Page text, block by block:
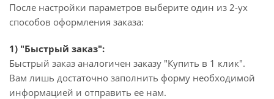
После настройки параметров выберите один из 2-ух
способов оформления заказа:
1) "Быстрый заказ":
Быстрый заказ аналогичен заказу "Купить в 1 клик".
Вам лишь достаточно заполнить форму необходимой
информацией и отправить ее нам.